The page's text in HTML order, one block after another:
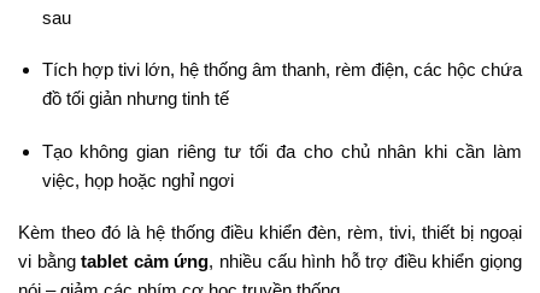
sau
Tích hợp tivi lớn, hệ thống âm thanh, rèm điện, các hộc chứa
đồ tối giản nhưng tinh tế
Tạo không gian riêng tư tối đa cho chủ nhân khi cần làm
việc, họp hoặc nghỉ ngơi
Kèm theo đó là hệ thống điều khiển đèn, rèm, tivi, thiết bị ngoại
vi bằngtablet cảm ứng, nhiều cấu hình hỗ trợ điều khiển giọng